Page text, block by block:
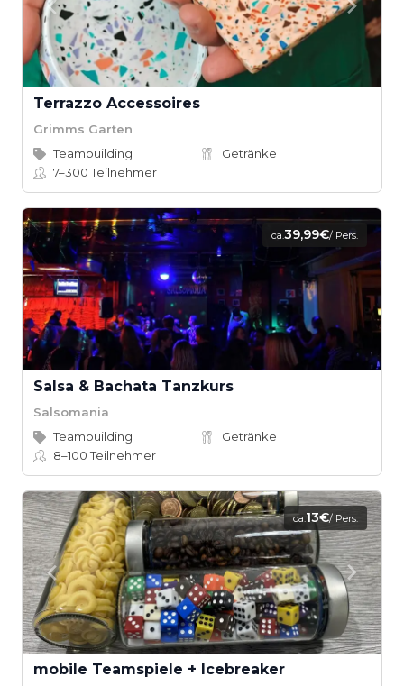
Terrazzo Accessoires
Grimms Garten
Teambuilding
Getränke
7–300Teilnehmer
ca.39,99€/ Pers.
Salsa & Bachata Tanzkurs
Salsomania
Teambuilding
Getränke
8–100Teilnehmer
ca.13€/ Pers.
mobile Teamspiele + Icebreaker